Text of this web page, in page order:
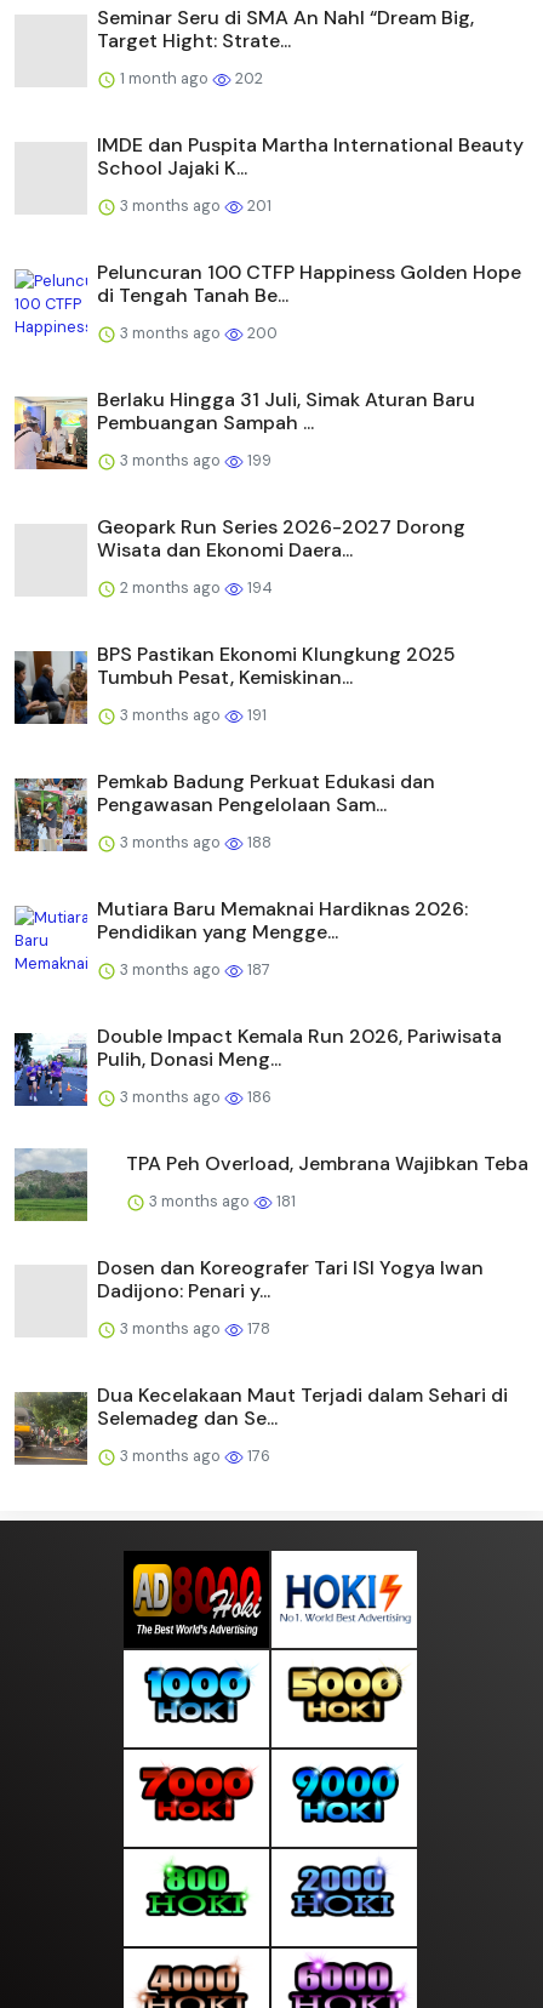
Seminar Seru di SMA An Nahl “Dream Big,
Target Hight: Strate...
1 month ago 202
IMDE dan Puspita Martha International Beauty
School Jajaki K...
3 months ago 201
Peluncuran 100 CTFP Happiness Golden Hope
di Tengah Tanah Be...
3 months ago 200
Berlaku Hingga 31 Juli, Simak Aturan Baru
Pembuangan Sampah ...
3 months ago 199
Geopark Run Series 2026-2027 Dorong
Wisata dan Ekonomi Daera...
2 months ago 194
BPS Pastikan Ekonomi Klungkung 2025
Tumbuh Pesat, Kemiskinan...
3 months ago 191
Pemkab Badung Perkuat Edukasi dan
Pengawasan Pengelolaan Sam...
3 months ago 188
Mutiara Baru Memaknai Hardiknas 2026:
Pendidikan yang Mengge...
3 months ago 187
Double Impact Kemala Run 2026, Pariwisata
Pulih, Donasi Meng...
3 months ago 186
TPA Peh Overload, Jembrana Wajibkan Teba
3 months ago 181
Dosen dan Koreografer Tari ISI Yogya Iwan
Dadijono: Penari y...
3 months ago 178
Dua Kecelakaan Maut Terjadi dalam Sehari di
Selemadeg dan Se...
3 months ago 176